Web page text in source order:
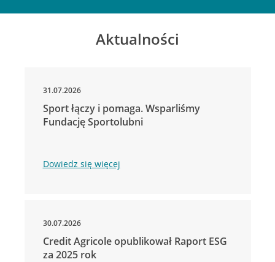
Aktualności
31.07.2026
Sport łączy i pomaga. Wsparliśmy
Fundację Sportolubni
Dowiedz się więcej
30.07.2026
Credit Agricole opublikował Raport ESG
za 2025 rok